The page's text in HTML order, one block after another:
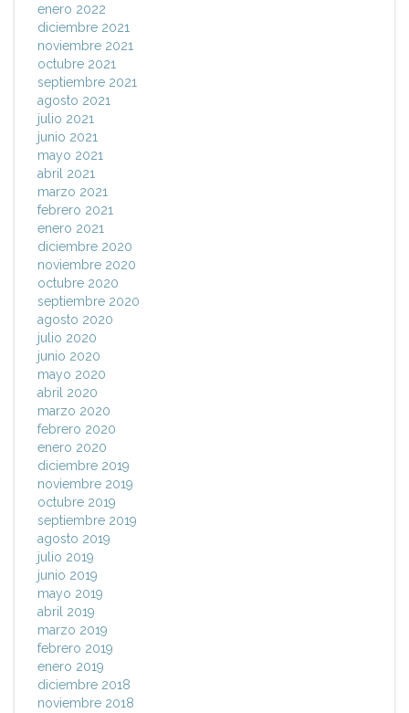
enero 2022
diciembre 2021
noviembre 2021
octubre 2021
septiembre 2021
agosto 2021
julio 2021
junio 2021
mayo 2021
abril 2021
marzo 2021
febrero 2021
enero 2021
diciembre 2020
noviembre 2020
octubre 2020
septiembre 2020
agosto 2020
julio 2020
junio 2020
mayo 2020
abril 2020
marzo 2020
febrero 2020
enero 2020
diciembre 2019
noviembre 2019
octubre 2019
septiembre 2019
agosto 2019
julio 2019
junio 2019
mayo 2019
abril 2019
marzo 2019
febrero 2019
enero 2019
diciembre 2018
noviembre 2018